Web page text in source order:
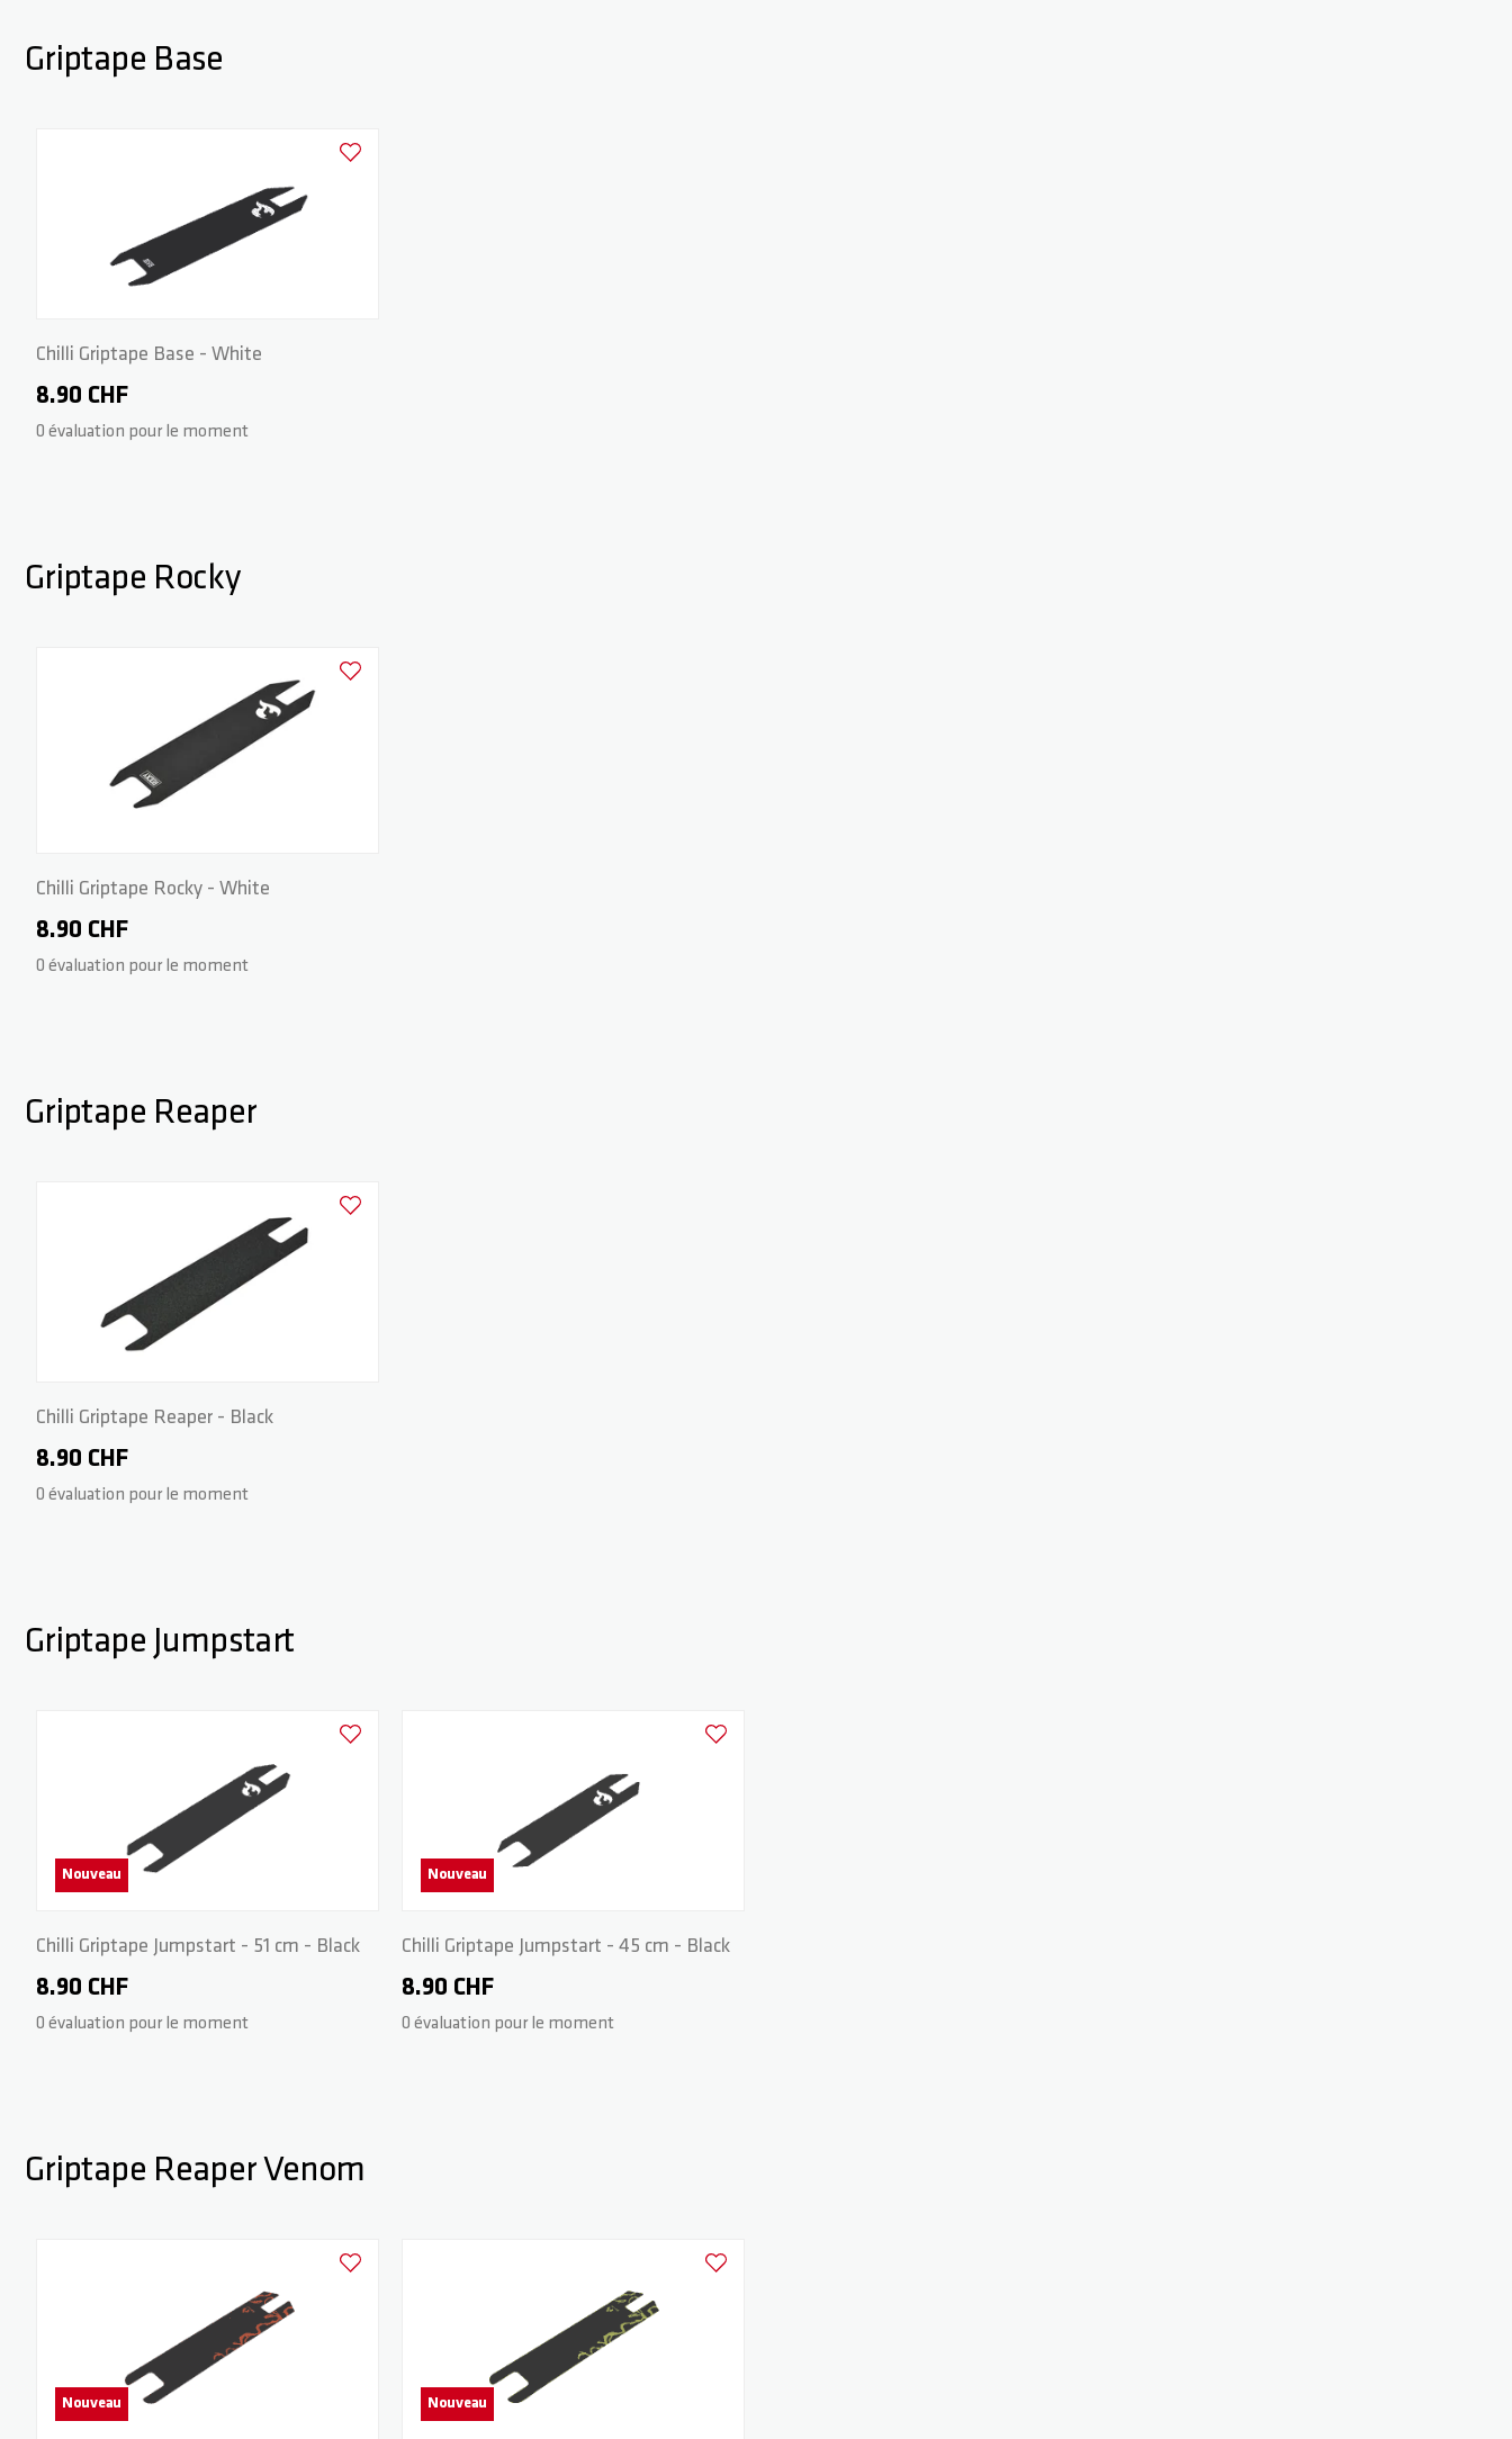
Griptape Base
Chilli Griptape Base - White
8.90 CHF
0 évaluation pour le moment
Ajouter à la liste d'achats
Griptape Rocky
Chilli Griptape Rocky - White
8.90 CHF
0 évaluation pour le moment
Ajouter à la liste d'achats
Griptape Reaper
Chilli Griptape Reaper - Black
8.90 CHF
0 évaluation pour le moment
Ajouter à la liste d'achats
Griptape Jumpstart
Nouveau
Chilli Griptape Jumpstart - 51 cm - Black
8.90 CHF
0 évaluation pour le moment
Ajouter à la liste d'achats
Nouveau
Chilli Griptape Jumpstart - 45 cm - Black
8.90 CHF
0 évaluation pour le moment
Ajouter à la liste d'achats
Griptape Reaper Venom
Nouveau
Ajouter à la liste d'achats
Nouveau
Ajouter à la liste d'achats